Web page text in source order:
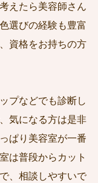
えたら美容師さん
選びの経験も豊富
資格をお持ちの方
プなどでも診断し
気になる方は是非
ぱり美容室が一番
は普段からカット
、相談しやすいで